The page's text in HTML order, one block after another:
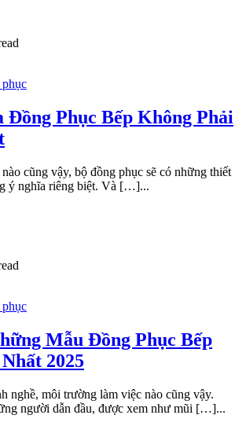
Đồng Phục Bếp Không Phải
cũng vậy, bộ đồng phục sẽ có những thiết
ý nghĩa riêng biệt. Và […]...
Mẫu Đồng Phục Bếp
2025
nghề, môi trường làm việc nào cũng vậy.
người dẫn đầu, được xem như mũi […]...